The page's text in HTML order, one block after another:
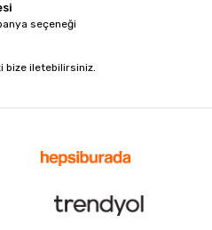
seçeneği
bize iletebilirsiniz.